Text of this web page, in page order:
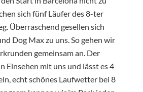
sich fünf Läufer des 8-ter
Überraschend gesellen sich
Dog Max zu uns. So gehen wir
gemeinsam an. Der
Einsehen mit uns und lässt es 4
echt schönes Laufwetter bei 8